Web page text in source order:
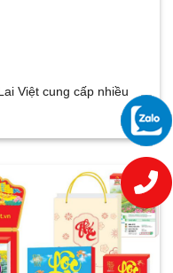
Việt cung cấp nhiều